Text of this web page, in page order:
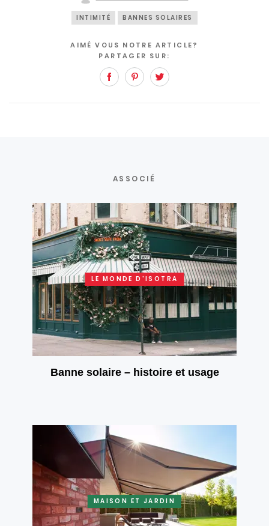
INTIMITÉ BANNES SOLAIRES
AIMÉ VOUS NOTRE ARTICLE?
PARTAGER SUR:
FacebookPinterest
ASSOCIÉ
LE MONDE D'ISOTRA
Banne solaire – histoire et usage
MAISON ET JARDIN